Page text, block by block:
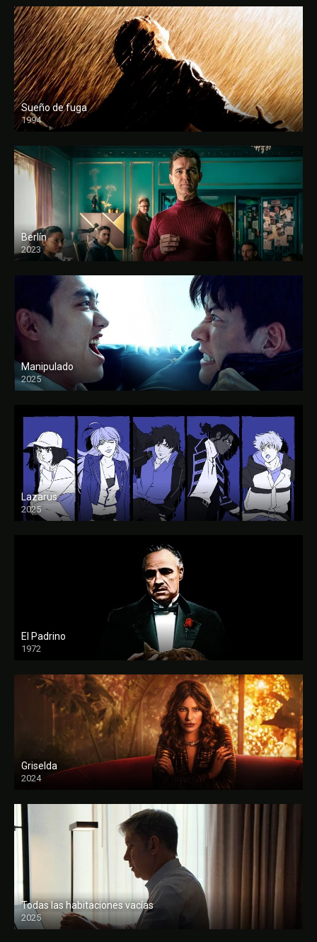
Sueño de fuga
1994
FULL HD
Berlín
2023
Manipulado
2025
Lazarus
2025
El Padrino
1972
FULL HD
Griselda
2024
Todas las habitaciones vacías
2025
FULL HD